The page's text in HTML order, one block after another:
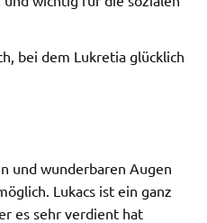
bei dem Lukretia glücklich
und wunderbaren Augen
Lukacs ist ein ganz
es sehr verdient hat